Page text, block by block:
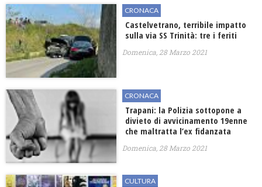
CRONACA
Castelvetrano, terribile impatto
sulla via SS Trinità: tre i feriti
Domenica, 28 Marzo 2021
CRONACA
Trapani: la Polizia sottopone a
divieto di avvicinamento 19enne
che maltratta l’ex fidanzata
Domenica, 28 Marzo 2021
CULTURA